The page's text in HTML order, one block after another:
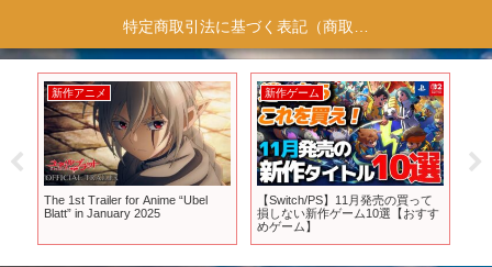
特定商取引法に基づく表記（商取引に関する開示）
新作アニメ
The 1st Trailer for Anime “Ubel
Blatt” in January 2025
新作ゲーム
【Switch/PS】11月発売の買って
損しない新作ゲーム10選【おすす
めゲーム】